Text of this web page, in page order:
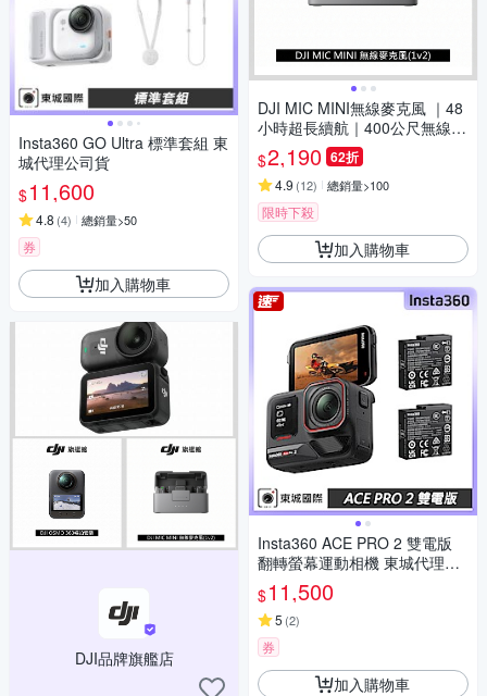
Insta360 GO Ultra 標準套組 東
城代理公司貨
$11,600
4.8 (4) 總銷量>50
券
加入購物車
DJI品牌旗艦店
DJI MIC MINI無線麥克風 ｜48
小時超長續航｜400公尺無線傳
輸
$2,190 62折
4.9 (12) 總銷量>100
限時下殺
加入購物車
Insta360 ACE PRO 2 雙電版
翻轉螢幕運動相機 東城代理公
司貨
$11,500
5 (2)
券
加入購物車